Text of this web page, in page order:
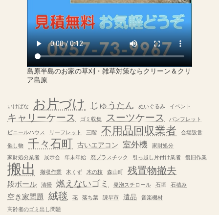
島原半島のお家の草刈・雑草対策ならクリーン＆クリ
ア島原
いけばな お片づけ じゅうたん ぬいぐるみ イベント
キャリーケース ゴミ収集 スーツケース パンフレット
ビニールハウス リーフレット 三階 不用品回収業者 会場設営
催し物 千々石町 古いエアコン 室外機
家財処分
家財処分業者
展示会 年末年始 廃プラスチック 引っ越し片付け業者 復旧作業
搬出 撤収作業 木くず 木の枝 森山町 残置物撤去
段ボール 清掃 燃えないゴミ 発泡スチロール 石垣 石積み
空き家問題 絨毯 花 落ち葉 諌早市 遺品
音楽機材
高齢者のゴミ出し問題